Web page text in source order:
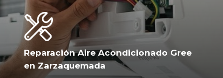
Reparación Aire Acondicionado Gree
en Zarzaquemada